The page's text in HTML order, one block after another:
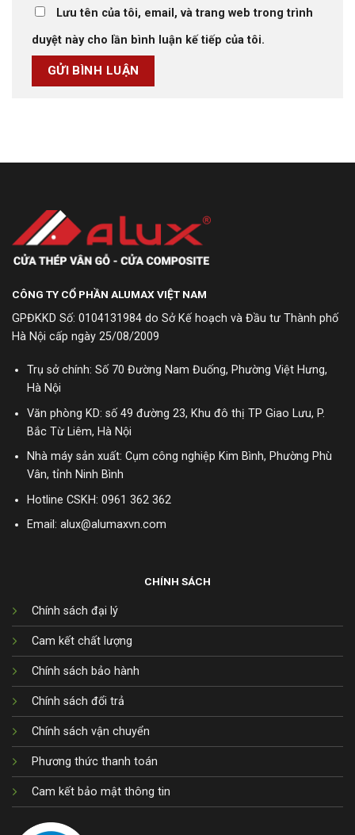
Lưu tên của tôi, email, và trang web trong trình
duyệt này cho lần bình luận kế tiếp của tôi.
CÔNG TY CỔ PHẦN ALUMAX VIỆT NAM
GPĐKKD Số: 0104131984 do Sở Kế hoạch và Đầu tư Thành phố
Hà Nội cấp ngày 25/08/2009
Trụ sở chính: Số 70 Đường Nam Đuống, Phường Việt Hưng,
Hà Nội
Văn phòng KD: số 49 đường 23, Khu đô thị TP Giao Lưu, P.
Bắc Từ Liêm, Hà Nội
Nhà máy sản xuất: Cụm công nghiệp Kim Bình, Phường Phù
Vân, tỉnh Ninh Bình
Hotline CSKH: 0961 362 362
Email: alux@alumaxvn.com
CHÍNH SÁCH
Chính sách đại lý
Cam kết chất lượng
Chính sách bảo hành
Chính sách đổi trả
Chính sách vận chuyển
Phương thức thanh toán
Cam kết bảo mật thông tin